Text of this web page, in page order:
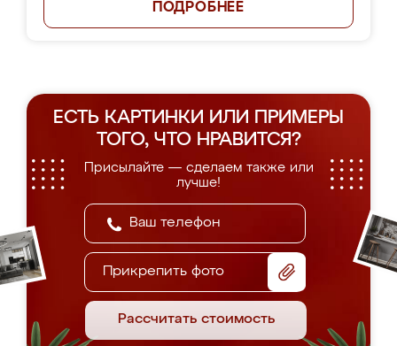
ПОДРОБНЕЕ
ЕСТЬ КАРТИНКИ ИЛИ ПРИМЕРЫ
ТОГО, ЧТО НРАВИТСЯ?
Присылайте — сделаем также или
лучше!
Прикрепить фото
Рассчитать стоимость